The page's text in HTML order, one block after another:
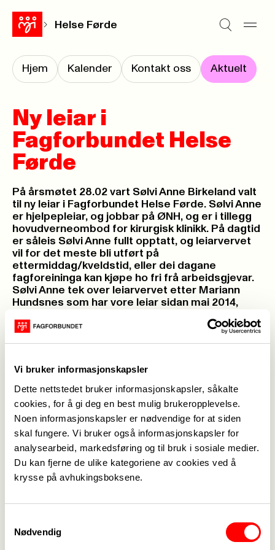
Vi bruker informasjonskapsler
Dette nettstedet bruker informasjonskapsler, såkalte
cookies, for å gi deg en best mulig brukeropplevelse.
Noen informasjonskapsler er nødvendige for at siden
skal fungere. Vi bruker også informasjonskapsler for
analysearbeid, markedsføring og til bruk i sosiale medier.
Du kan fjerne de ulike kategoriene av cookies ved å
krysse på avhukingsboksene.
Nødvendig
Helse Førde
Hjem Kalender Kontakt oss Aktuelt
Ny leiar i
Fagforbundet Helse
Førde
På årsmøtet 28.02 vart Sølvi Anne Birkeland valt
til ny leiar i Fagforbundet Helse Førde. Sølvi Anne
er hjelpepleiar, og jobbar på ØNH, og er i tillegg
hovudverneombod for kirurgisk klinikk. På dagtid
er såleis Sølvi Anne fullt opptatt, og leiarvervet
vil for det meste bli utført på
ettermiddag/kveldstid, eller dei dagane
fagforeininga kan kjøpe ho fri frå arbeidsgjevar.
Sølvi Anne tek over leiarvervet etter Mariann
Hundsnes som har vore leiar sidan mai 2014,
klinikk og matforsyning. Det har også vore fleire
av gamle travarar og nye kostar! For full oversikt
kan de sjå i protokollen frå årsmøtet, som ligg
under. Vi ynskjer alle lukke til med arbeidet i året
som kjem!
Publisert 04. feb. 2021
Sist oppdatert: 04. feb. 2021
protokoll